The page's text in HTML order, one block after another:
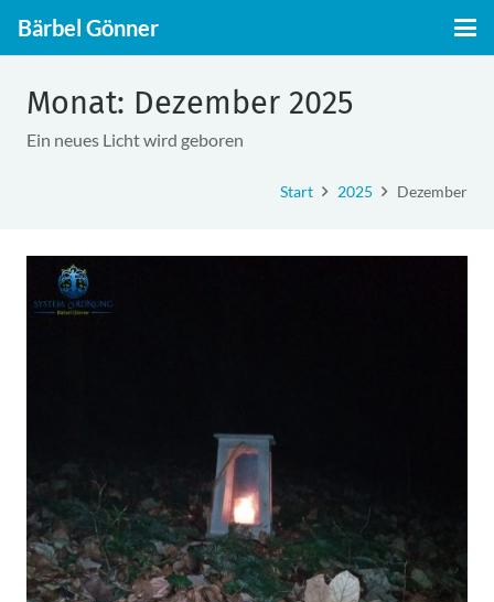
Bärbel Gönner
Monat: Dezember 2025
Ein neues Licht wird geboren
Start 2025 Dezember